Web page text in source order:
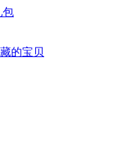
包
的宝贝